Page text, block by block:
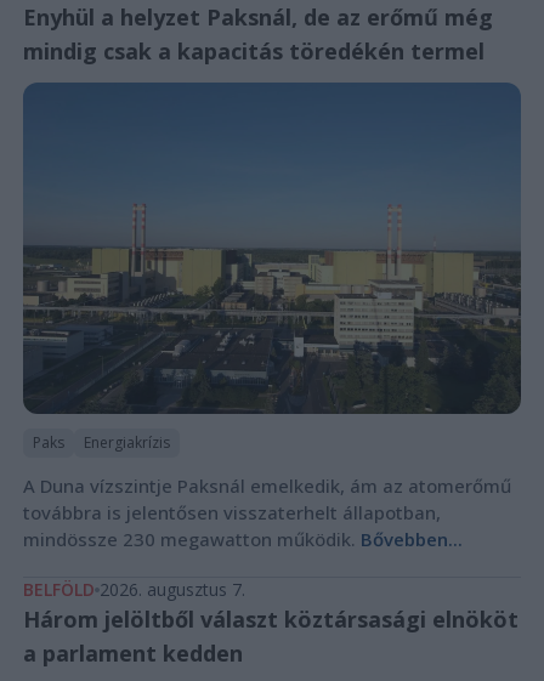
Enyhül a helyzet Paksnál, de az erőmű még
mindig csak a kapacitás töredékén termel
Paks Energiakrízis
A Duna vízszintje Paksnál emelkedik, ám az atomerőmű
továbbra is jelentősen visszaterhelt állapotban,
mindössze 230 megawatton működik. Bővebben...
BELFÖLD 2026. augusztus 7.
Három jelöltből választ köztársasági elnököt
a parlament kedden